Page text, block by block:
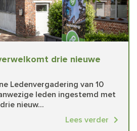
drie nieuwe
Ledenvergadering van 10
leden ingestemd met
nieuw...
Lees verder